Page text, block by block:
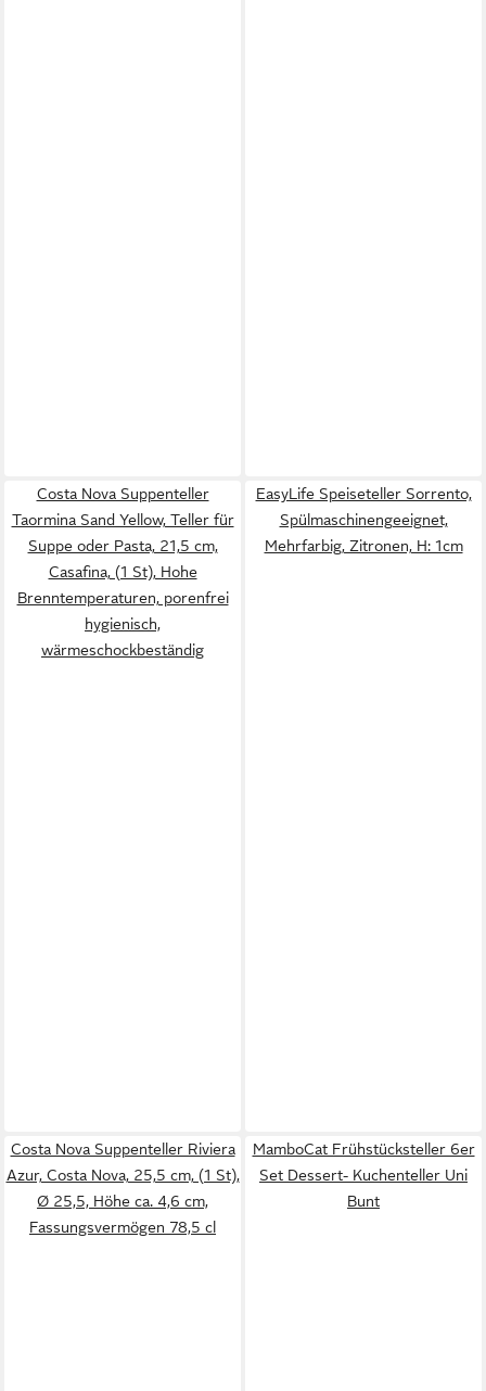
Costa Nova Suppenteller
Taormina Sand Yellow, Teller für
Suppe oder Pasta, 21,5 cm,
Casafina, (1 St), Hohe
Brenntemperaturen, porenfrei
hygienisch,
wärmeschockbeständig
EasyLife Speiseteller Sorrento,
Spülmaschinengeeignet,
Mehrfarbig, Zitronen, H: 1cm
Costa Nova Suppenteller Riviera
Azur, Costa Nova, 25,5 cm, (1 St),
Ø 25,5, Höhe ca. 4,6 cm,
Fassungsvermögen 78,5 cl
MamboCat Frühstücksteller 6er
Set Dessert- Kuchenteller Uni
Bunt